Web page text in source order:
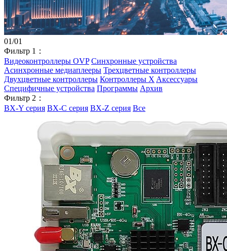
01/01
Фильтр 1：
Видеоконтроллеры OVP Синхронные устройства
Асинхронные медиаплееры Трехцветные контроллеры
Двухцветные контроллеры Контроллеры X Aксессуары
Специфичные устройства Программы Архив
Фильтр 2：
BX-Y серия BX-C серия BX-Z серия Все